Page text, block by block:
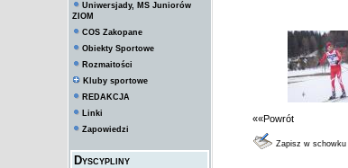
Uniwersjady, MS Juniorów
ZIOM
COS Zakopane
Obiekty Sportowe
Rozmaitości
Kluby sportowe
REDAKCJA
Linki
Zapowiedzi
Dyscypliny
««Powrót
Zapisz w schowku